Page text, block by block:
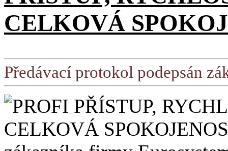
CELKOVÁ
Předávací protokol podepsán